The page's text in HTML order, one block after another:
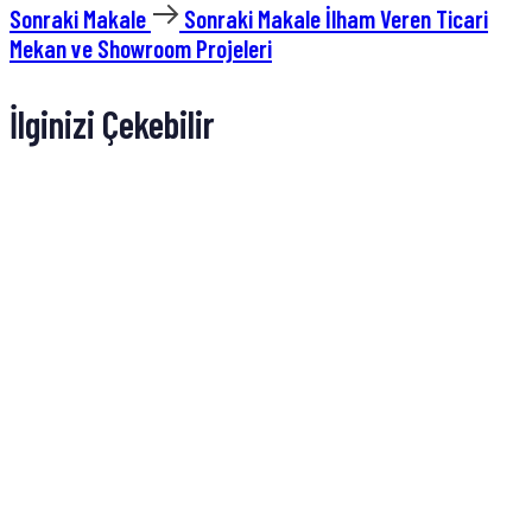
Sonraki Makale Sonraki Makale İlham Veren Ticari
Mekan ve Showroom Projeleri
İlginizi Çekebilir